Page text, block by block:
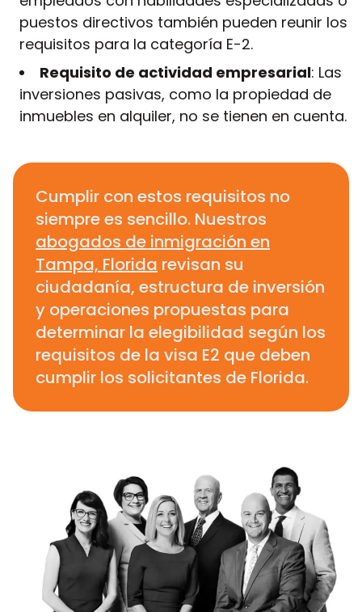
puestos directivos también pueden reunir los
requisitos para la categoría E-2.
Requisito de actividad empresarial: Las
inversiones pasivas, como la propiedad de
inmuebles en alquiler, no se tienen en cuenta.
Cumplir con estos requisitos no
siempre es sencillo. Nuestros
abogados de inmigración en
Tampa, Florida revisan su
ciudadanía, estructura de inversión
y operaciones propuestas para
determinar la elegibilidad según los
requisitos de la visa E2 que deben
cumplir los solicitantes de Florida.